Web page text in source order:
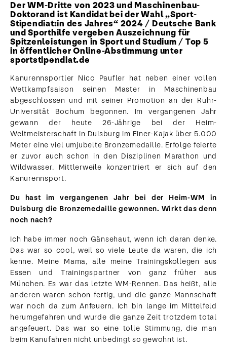
Der WM-Dritte von 2023 und Maschinenbau-
Doktorand ist Kandidat bei der Wahl „Sport-
Stipendiat:in des Jahres“ 2024 / Deutsche Bank
und Sporthilfe vergeben Auszeichnung für
Spitzenleistungen in Sport und Studium / Top 5
in öffentlicher Online-Abstimmung unter
sportstipendiat.de
Kanurennsportler Nico Paufler hat neben einer vollen
Wettkampfsaison seinen Master in Maschinenbau
abgeschlossen und mit seiner Promotion an der Ruhr-
Universität Bochum begonnen. Im vergangenen Jahr
gewann der heute 26-Jährige bei der Heim-
Weltmeisterschaft in Duisburg im Einer-Kajak über 5.000
Meter eine viel umjubelte Bronzemedaille. Erfolge feierte
er zuvor auch schon in den Disziplinen Marathon und
Wildwasser. Mittlerweile konzentriert er sich auf den
Kanurennsport.
Du hast im vergangenen Jahr bei der Heim-WM in
Duisburg die Bronzemedaille gewonnen. Wirkt das denn
noch nach?
Ich habe immer noch Gänsehaut, wenn ich daran denke.
Das war so cool, weil so viele Leute da waren, die ich
kenne. Meine Mama, alle meine Trainingskollegen aus
Essen und Trainingspartner von ganz früher aus
München. Es war das letzte WM-Rennen. Das heißt, alle
anderen waren schon fertig, und die ganze Mannschaft
war noch da zum Anfeuern. Ich bin lange im Mittelfeld
herumgefahren und wurde die ganze Zeit trotzdem total
angefeuert. Das war so eine tolle Stimmung, die man
beim Kanufahren nicht unbedingt so gewohnt ist.